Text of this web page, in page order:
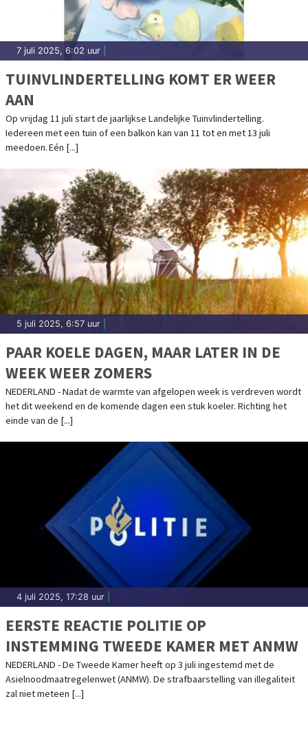
7 juli 2025, 6:02 uur
TUINVLINDERTELLING KOMT ER WEER
AAN
Op vrijdag 11 juli start de jaarlijkse Landelijke Tuinvlindertelling.
Iedereen met een tuin of een balkon kan van 11 tot en met 13 juli
meedoen. Eén [...]
5 juli 2025, 6:57 uur
PAAR KOELE DAGEN, MAAR LATER IN DE
WEEK WEER ZOMERS
NEDERLAND - Nadat de warmte van afgelopen week is verdreven wordt
het dit weekend en de komende dagen een stuk koeler. Richting het
einde van de [...]
4 juli 2025, 17:28 uur
EERSTE REACTIE POLITIE OP
INSTEMMING TWEEDE KAMER MET ANMW
NEDERLAND - De Tweede Kamer heeft op 3 juli ingestemd met de
Asielnoodmaatregelenwet (ANMW). De strafbaarstelling van illegaliteit
zal niet meteen [...]